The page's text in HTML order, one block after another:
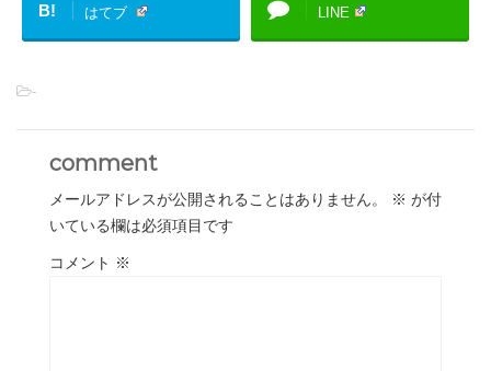
B! はてブ LINE
-
comment
メールアドレスが公開されることはありません。 ※ が付
いている欄は必須項目です
コメント ※